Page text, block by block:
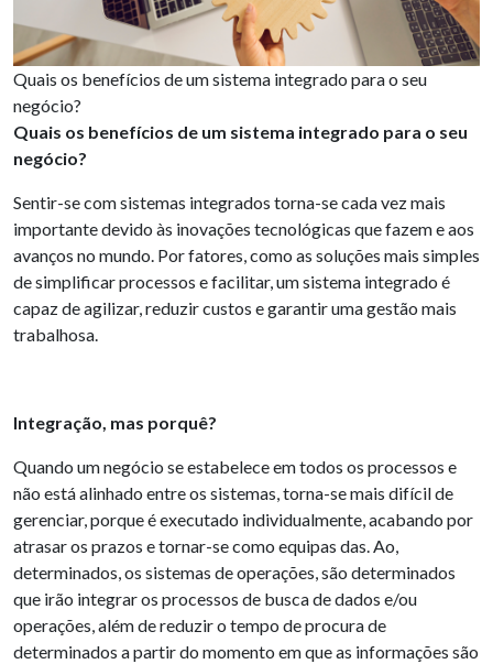
Quais os benefícios de um sistema integrado para o seu
negócio?
Quais os benefícios de um sistema integrado para o seu
negócio?
Sentir-se com sistemas integrados torna-se cada vez mais
importante devido às inovações tecnológicas que fazem e aos
avanços no mundo. Por fatores, como as soluções mais simples
de simplificar processos e facilitar, um sistema integrado é
capaz de agilizar, reduzir custos e garantir uma gestão mais
trabalhosa.
Integração, mas porquê?
Quando um negócio se estabelece em todos os processos e
não está alinhado entre os sistemas, torna-se mais difícil de
gerenciar, porque é executado individualmente, acabando por
atrasar os prazos e tornar-se como equipas das. Ao,
determinados, os sistemas de operações, são determinados
que irão integrar os processos de busca de dados e/ou
operações, além de reduzir o tempo de procura de
determinados a partir do momento em que as informações são